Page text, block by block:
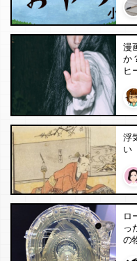
漫
か
ヒ
浮
い
ロ
っ
の